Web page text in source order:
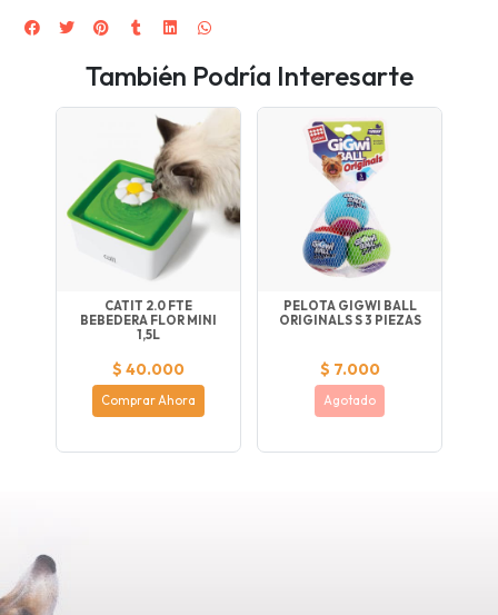
También Podría Interesarte
CATIT 2.0 FTE
BEBEDERA FLOR MINI
1,5L
$ 40.000
Comprar Ahora
PELOTA GIGWI BALL
ORIGINALS S 3 PIEZAS
$ 7.000
Agotado